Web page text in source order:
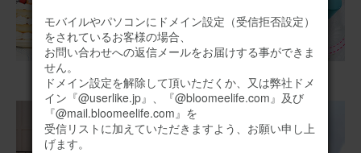
誕生日 出産祝い
モバイルやパソコンにドメイン設定（受信拒否設定）
をされているお客様の場合、
お問い合わせへの返信メールをお届けする事ができま
せん。
ドメイン設定を解除して頂いただくか、又は弊社ドメ
イン『@userlike.jp』、『@bloomeelife.com』及び
『@mail.bloomeelife.com』を
受信リストに加えていただきますよう、お願い申し上
げます。